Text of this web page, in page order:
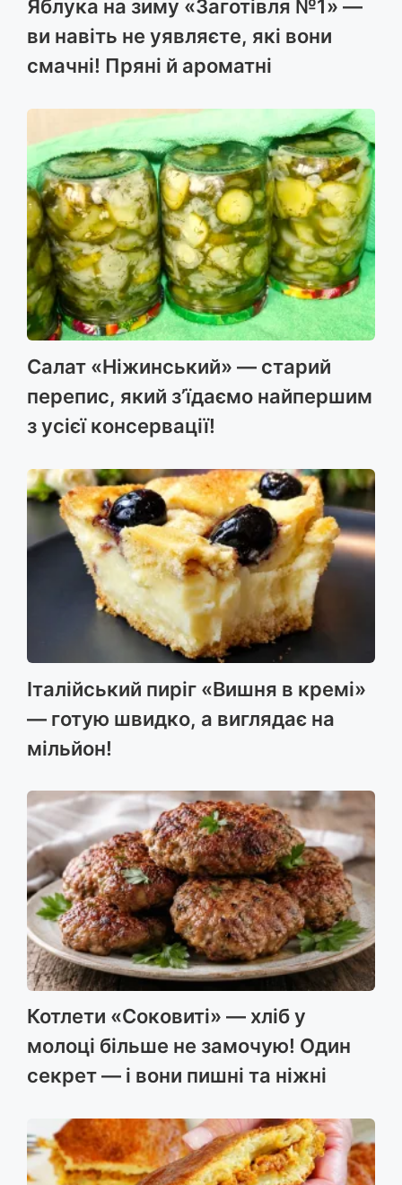
Яблука на зиму «Заготівля №1» —
ви навіть не уявляєте, які вони
смачні! Пряні й ароматні
Салат «Ніжинський» — старий
перепис, який з’їдаємо найпершим
з усієї консервації!
Італійський пиріг «Вишня в кремі»
— готую швидко, а виглядає на
мільйон!
Котлети «Соковиті» — хліб у
молоці більше не замочую! Один
секрет — і вони пишні та ніжні